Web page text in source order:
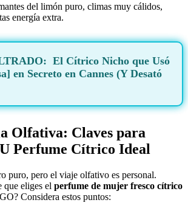
del limón puro, climas muy cálidos,
energía extra.
El Cítrico Nicho que Usó
en Secreto en Cannes (Y Desató
Olfativa: Claves para
Perfume Cítrico Ideal
puro, pero el viaje olfativo es personal.
que eliges el perfume de mujer fresco cítrico
Considera estos puntos: